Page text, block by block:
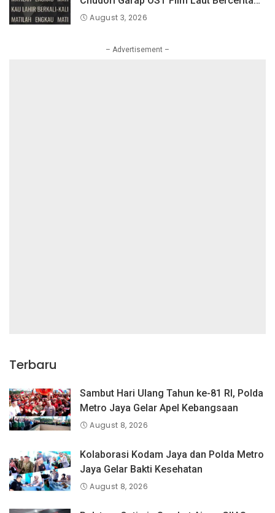
Berjudul Matilah Kau Mati
August 3, 2026
– Advertisement –
Terbaru
Sambut Hari Ulang Tahun ke-81 RI, Polda
Metro Jaya Gelar Apel Kebangsaan
August 8, 2026
Kolaborasi Kodam Jaya dan Polda Metro
Jaya Gelar Bakti Kesehatan
August 8, 2026